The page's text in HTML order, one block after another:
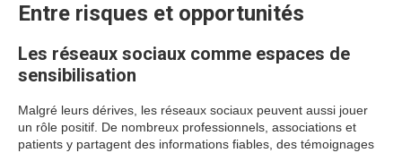
Entre risques et opportunités
Les réseaux sociaux comme espaces de
sensibilisation
Malgré leurs dérives, les réseaux sociaux peuvent aussi jouer
un rôle positif. De nombreux professionnels, associations et
patients y partagent des informations fiables, des témoignages